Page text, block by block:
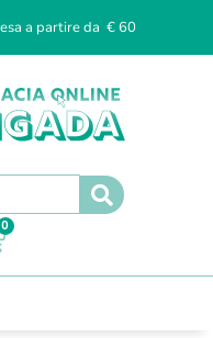
a partire da € 60
0